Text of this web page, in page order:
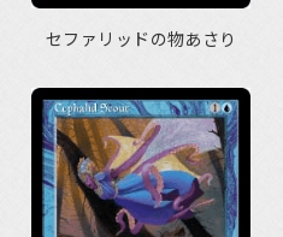
セファリッドの物あさり